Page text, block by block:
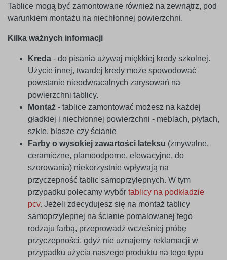
Tablice mogą być zamontowane również na zewnątrz, pod
warunkiem montażu na niechłonnej powierzchni.
Kilka ważnych informacji
Kreda - do pisania używaj miękkiej kredy szkolnej.
Użycie innej, twardej kredy może spowodować
powstanie nieodwracalnych zarysowań na
powierzchni tablicy.
Montaż - tablice zamontować możesz na każdej
gładkiej i niechłonnej powierzchni - meblach, płytach,
szkle, blasze czy ścianie
Farby o wysokiej zawartości lateksu (zmywalne,
ceramiczne, plamoodporne, elewacyjne, do
szorowania) niekorzystnie wpływają na
przyczepność tablic samoprzylepnych. W tym
przypadku polecamy wybór tablicy na podkładzie
pcv. Jeżeli zdecydujesz się na montaż tablicy
samoprzylepnej na ścianie pomalowanej tego
rodzaju farbą, przeprowadź wcześniej próbę
przyczepności, gdyż nie uznajemy reklamacji w
przypadku użycia naszego produktu na tego typu